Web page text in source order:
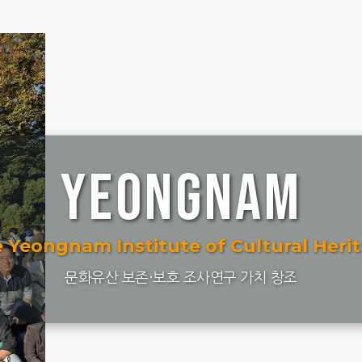
YEONGNAM
Yeongnam Institute of Cultural
문화유산 보존·보호 조사연구 가치 창조